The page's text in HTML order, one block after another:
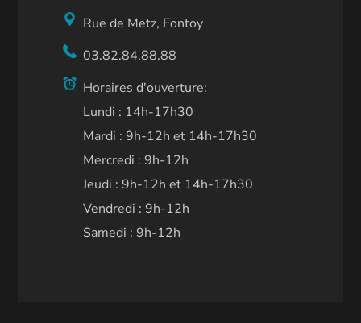
Rue de Metz, Fontoy
03.82.84.88.88
Horaires d'ouverture:
Lundi : 14h-17h30
Mardi : 9h-12h et 14h-17h30
Mercredi : 9h-12h
Jeudi : 9h-12h et 14h-17h30
Vendredi : 9h-12h
Samedi : 9h-12h